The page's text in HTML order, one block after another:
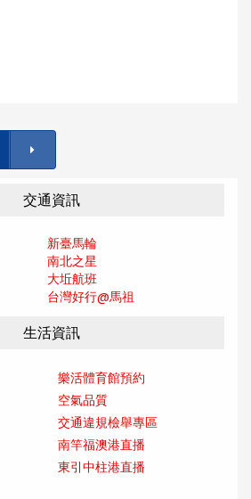
交通資訊
新臺馬輪
南北之星
大坵航班
台灣好行@馬祖
生活資訊
樂活體育館預約
空氣品質
交通違規檢舉專區
南竿福澳港直播
東引中柱港直播